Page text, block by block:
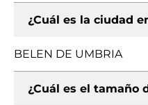
¿Cuál es la ciudad
BELEN DE UMBRIA
¿Cuál es el tamaño